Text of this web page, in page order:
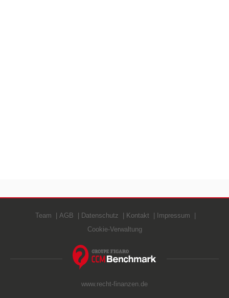
Team AGB Datenschutz Kontakt
Impressum
Cookie-Verwaltung
www.recht-finanzen.de